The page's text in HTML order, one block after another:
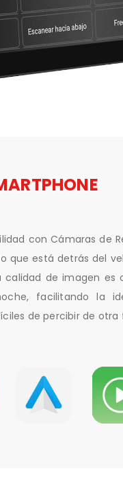
con Cámaras de
que está detrás del
calidad de imagen
facilitando la
de percibir de otra